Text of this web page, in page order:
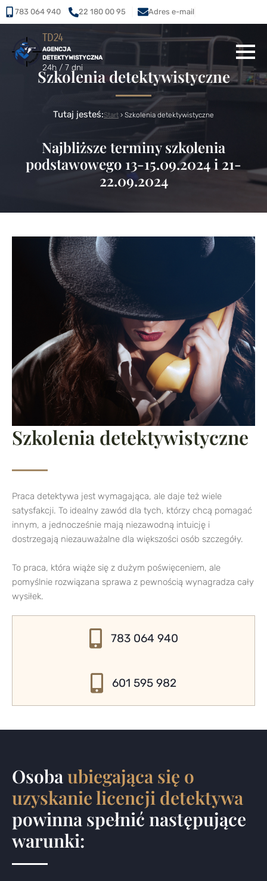
783 064 940 22 180 00 95 Adres e-mail
TD24
AGENCJA
DETEKTYWISTYCZNA
24h / 7 dni
Szkolenia detektywistyczne
Tutaj jesteś:Start › Szkolenia detektywistyczne
Najbliższe terminy szkolenia
podstawowego 13-15.09.2024 i 21-
22.09.2024
Szkolenia detektywistyczne
Praca detektywa jest wymagająca, ale daje też wiele
satysfakcji. To idealny zawód dla tych, którzy chcą pomagać
innym, a jednocześnie mają niezawodną intuicję i
dostrzegają niezauważalne dla większości osób szczegóły.
To praca, która wiąże się z dużym poświęceniem, ale
pomyślnie rozwiązana sprawa z pewnością wynagradza cały
wysiłek.
783 064 940
601 595 982
Osobaubiegająca się o
uzyskanie licencji detektywa
powinna spełnić następujące
warunki: